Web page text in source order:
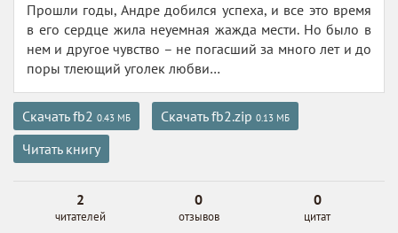
Прошли годы, Андре добился успеха, и все это время
в его сердце жила неуемная жажда мести. Но было в
нем и другое чувство – не погасший за много лет и до
поры тлеющий уголек любви…
Скачать fb2 0.43 МБ Скачать fb2.zip 0.13 МБ
Читать книгу
2
читателей
0
отзывов
0
цитат